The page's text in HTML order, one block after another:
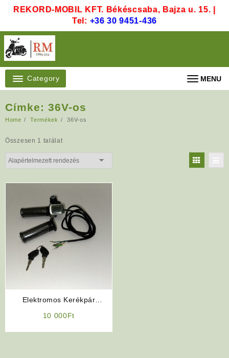
REKORD-MOBIL KFT. Békéscsaba, Bajza u. 15. |
Tel: +36 30 9451-436
Category MENU
Címke: 36V-os
Home Termékek 36V-os
Összesen 1 találat
Elektromos Kerékpár
10 000Ft